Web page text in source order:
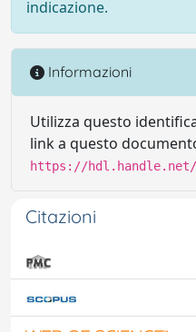
indicazione.
Informazioni
Utilizza questo
link a questo
https://hdl.handle.net/
Citazioni